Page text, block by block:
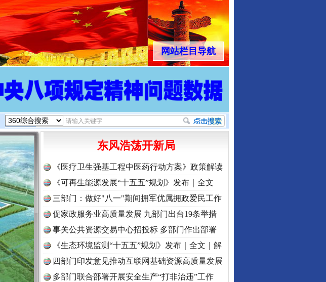
网站栏目导航
东风浩荡开新局
《医疗卫生强基工程中医药行动方案》政策解读
《可再生能源发展“十五五”规划》发布｜全文
三部门：做好"八一"期间拥军优属拥政爱民工作
促家政服务业高质量发展 九部门出台19条举措
事关公共资源交易中心招投标 多部门作出部署
《生态环境监测“十五五”规划》发布｜全文｜解
读
四部门印发意见推动互联网基础资源高质量发展
多部门联合部署开展安全生产“打非治违”工作